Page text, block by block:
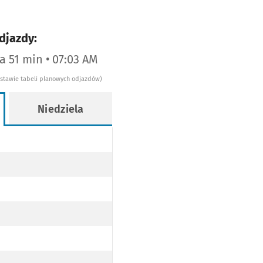
51 min • 07:03 AM
tabeli planowych odjazdów)
Niedziela